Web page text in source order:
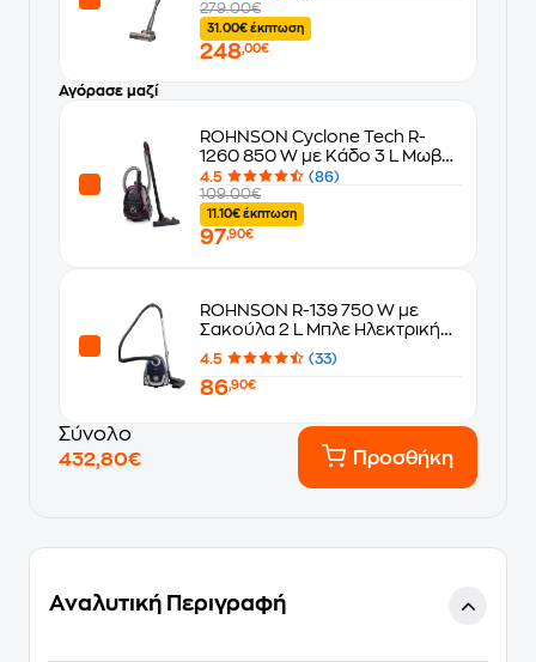
279.00€
31.00€ έκπτωση
248,00€
Αγόρασε μαζί
ROHNSON Cyclone Tech R-
1260 850 W με Κάδο 3 L Μωβ
Ηλεκτρική Σκούπα
4.5
(86)
109.00€
11.10€ έκπτωση
97,90€
ROHNSON R-139 750 W με
Σακούλα 2 L Μπλε Ηλεκτρική
Σκούπα
4.5 (33)
86,90€
Σύνολο
432,80€
Προσθήκη
Αναλυτική Περιγραφή